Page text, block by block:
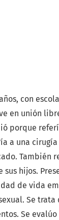
con
en unión
porque
a una
También
sus hijos.
de vida
Se trata
Se